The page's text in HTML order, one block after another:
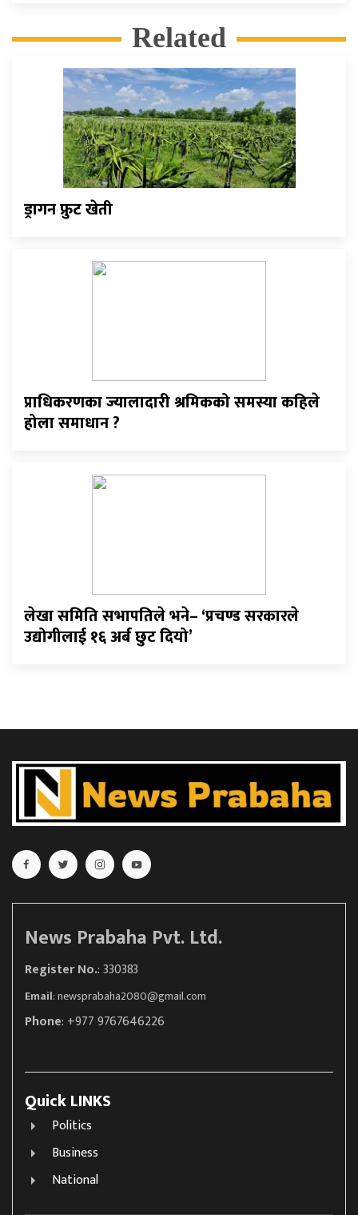
Related
ड्रागन फ्रुट खेती
प्राधिकरणका ज्यालादारी श्रमिकको समस्या कहिले
होला समाधान ?
लेखा समिति सभापतिले भने– ‘प्रचण्ड सरकारले
उद्योगीलाई १६ अर्ब छुट दियो’
News Prabaha Pvt. Ltd.
Register No.: 330383
Email:newsprabaha2080@gmail.com
Phone: +977 9767646226
Quick LINKS
Politics
Business
National